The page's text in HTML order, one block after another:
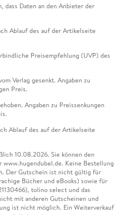
dass Daten an den Anbieter der
Ablauf des auf der Artikelseite
Preisempfehlung (UVP) des
Verlag gesenkt. Angaben zu
Preis.
Angaben zu Preissenkungen
Ablauf des auf der Artikelseite
10.08.2026. Sie können den
Keine Bestellung
Der Gutschein ist nicht gültig für
Bücher und eBooks) sowie für
tolino select und das
mit anderen Gutscheinen und
ist nicht möglich. Ein Weiterverkauf